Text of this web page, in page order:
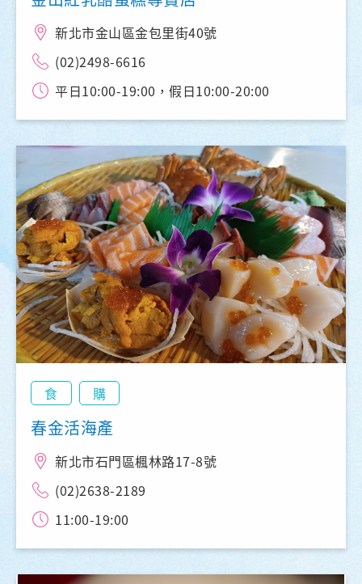
新北市金山區金包里街40號
(02)2498-6616
平日10:00-19:00，假日10:00-20:00
食 購
春金活海產
新北市石門區楓林路17-8號
(02)2638-2189
11:00-19:00